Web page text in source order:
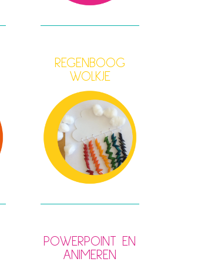
REGENBOOG
WOLKJE
POWERPOINT EN
ANIMEREN